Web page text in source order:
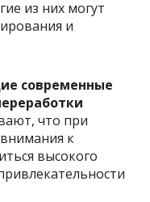
из них могут
и
современные
что при
к
высокого